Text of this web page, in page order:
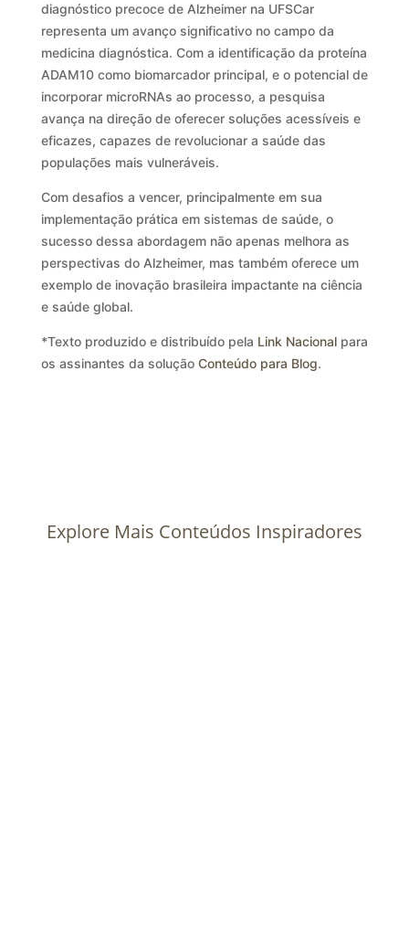
diagnóstico precoce de Alzheimer na UFSCar
representa um avanço significativo no campo da
medicina diagnóstica. Com a identificação da proteína
ADAM10 como biomarcador principal, e o potencial de
incorporar microRNAs ao processo, a pesquisa
avança na direção de oferecer soluções acessíveis e
eficazes, capazes de revolucionar a saúde das
populações mais vulneráveis.
Com desafios a vencer, principalmente em sua
implementação prática em sistemas de saúde, o
sucesso dessa abordagem não apenas melhora as
perspectivas do Alzheimer, mas também oferece um
exemplo de inovação brasileira impactante na ciência
e saúde global.
*Texto produzido e distribuído pela Link Nacionalpara
os assinantes da solução Conteúdo para Blog.
Explore Mais Conteúdos Inspiradores